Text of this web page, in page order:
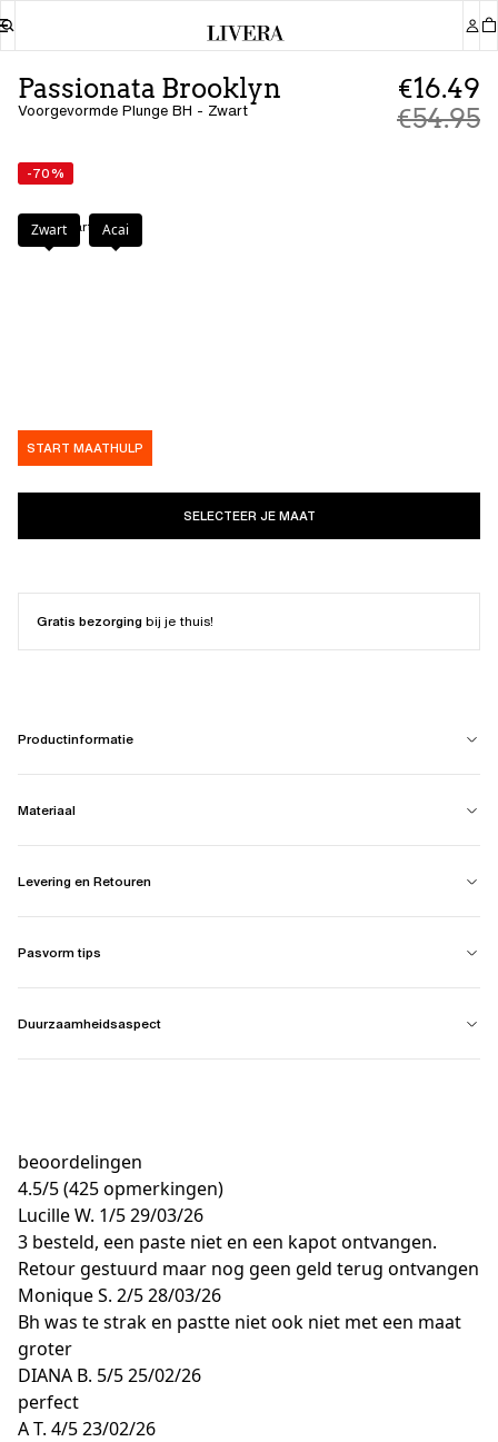
Passionata Brooklyn
Voorgevormde Plunge BH - Zwart
€16.49
€54.95
-70%
Kleur: Zwart
Zwart Acai
START MAATHULP
SELECTEER JE MAAT
Gratis bezorgingbij je thuis!
Productinformatie
Materiaal
Levering en Retouren
Pasvorm tips
Duurzaamheidsaspect
beoordelingen
4.5/5(425 opmerkingen)
Lucille W. 1/529/03/26
3 besteld, een paste niet en een kapot ontvangen.
Retour gestuurd maar nog geen geld terug ontvangen
Monique S. 2/528/03/26
Bh was te strak en pastte niet ook niet met een maat
groter
DIANA B. 5/525/02/26
perfect
A T. 4/523/02/26